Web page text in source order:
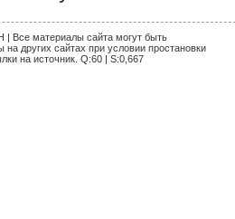
| Все материалы сайта могут быть
на других сайтах при условии простановки
на источник. Q:60 | S:0,667